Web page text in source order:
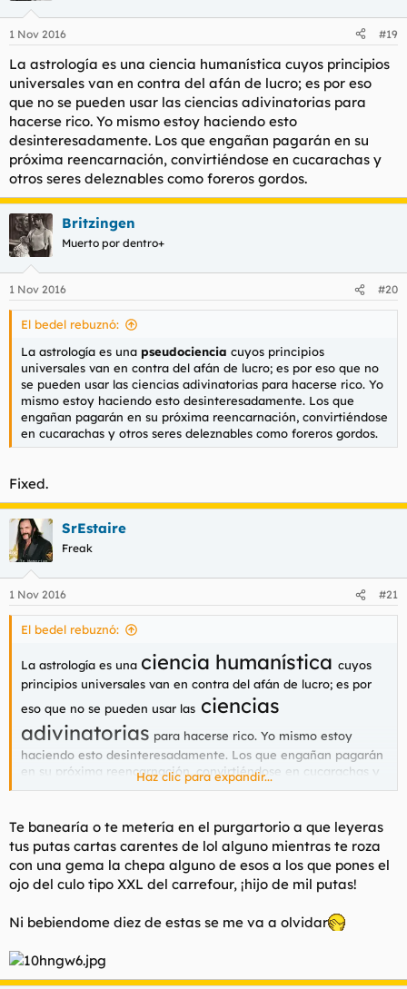
1 Nov 2016 #19
La astrología es una ciencia humanística cuyos principios
universales van en contra del afán de lucro; es por eso
que no se pueden usar las ciencias adivinatorias para
hacerse rico. Yo mismo estoy haciendo esto
desinteresadamente. Los que engañan pagarán en su
próxima reencarnación, convirtiéndose en cucarachas y
otros seres deleznables como foreros gordos.
Britzingen
Muerto por dentro+
1 Nov 2016 #20
El bedel rebuznó:
La astrología es una pseudociencia cuyos principios
universales van en contra del afán de lucro; es por eso que no
se pueden usar las ciencias adivinatorias para hacerse rico. Yo
mismo estoy haciendo esto desinteresadamente. Los que
engañan pagarán en su próxima reencarnación, convirtiéndose
en cucarachas y otros seres deleznables como foreros gordos.
Fixed.
SrEstaire
Freak
1 Nov 2016 #21
El bedel rebuznó:
La astrología es una ciencia humanística cuyos
principios universales van en contra del afán de lucro; es por
eso que no se pueden usar las ciencias
adivinatorias para hacerse rico. Yo mismo estoy
haciendo esto desinteresadamente. Los que engañan pagarán
en su próxima reencarnación, convirtiéndose en cucarachas y
otros seres deleznables como foreros gordos.
Haz clic para expandir...
Te banearía o te metería en el purgartorio a que leyeras
tus putas cartas carentes de lol alguno mientras te roza
con una gema la chepa alguno de esos a los que pones el
ojo del culo tipo XXL del carrefour, ¡hijo de mil putas!
Ni bebiendome diez de estas se me va a olvidar